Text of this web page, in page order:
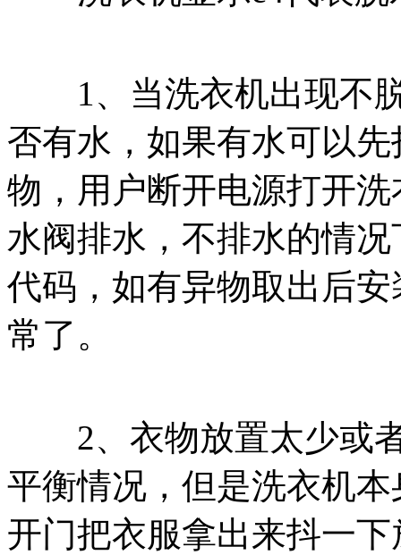
1、当洗衣机出现不脱
否有水，如果有水可以
物，用户断开电源打开
水阀排水，不排水的情
代码，如有异物取出后
常了。
2、衣物放置太少或者
平衡情况，但是洗衣机
开门把衣服拿出来抖一